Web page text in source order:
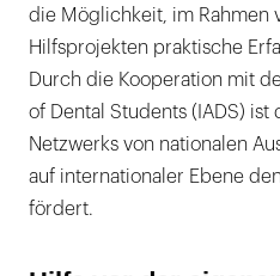
die Möglichkeit, im Rahmen
Hilfsprojekten praktische
Durch die Kooperation mit
of Dental Students (IADS) ist
Netzwerks von nationalen
auf internationaler Ebene
fördert.